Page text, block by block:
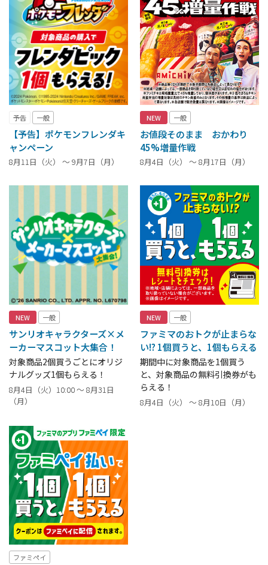
予告 一般
【予告】ポケモンフレンダキ
ャンペーン
8月11日（火） ～ 9月7日（月）
NEW 一般
お値段そのまま おかわり
45%増量作戦
8月4日（火） ～ 8月17日（月）
NEW 一般
サンリオキャラクターズ×メ
ーカーマスコット大集合！
対象商品2個買うごとにオリジ
ナルグッズ1個もらえる！
8月4日（火）10:00 ～ 8月31日
（月）
NEW 一般
ファミマのおトクが止まらな
い!? 1個買うと、1個もらえる
期間中に対象商品を1個買う
と、対象商品の無料引換券がも
らえる！
8月4日（火） ～ 8月10日（月）
ファミペイ